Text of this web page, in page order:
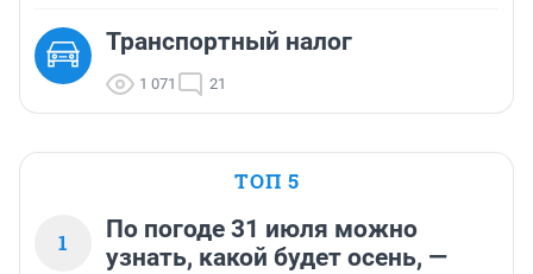
Транспортный налог
1 071 21
ТОП 5
1
По погоде 31 июля можно
узнать, какой будет осень, —